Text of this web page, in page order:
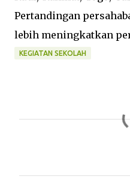
Pertandingan
lebih meningkatkan
KEGIATAN SEKOLAH